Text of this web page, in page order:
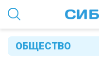
ОБЩЕСТВО